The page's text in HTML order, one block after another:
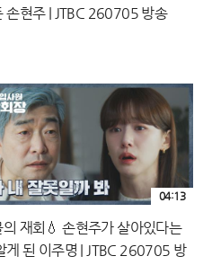
손현주 | JTBC 260705 방송
의 재회💧 손현주가 살아있다는
게 된 이주명 | JTBC 260705 방
04:13